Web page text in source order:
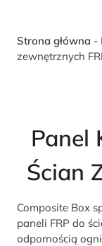
Strona główna -
zewnętrznych
Panel
Ścian
Composite Box
paneli FRP do
odpornością